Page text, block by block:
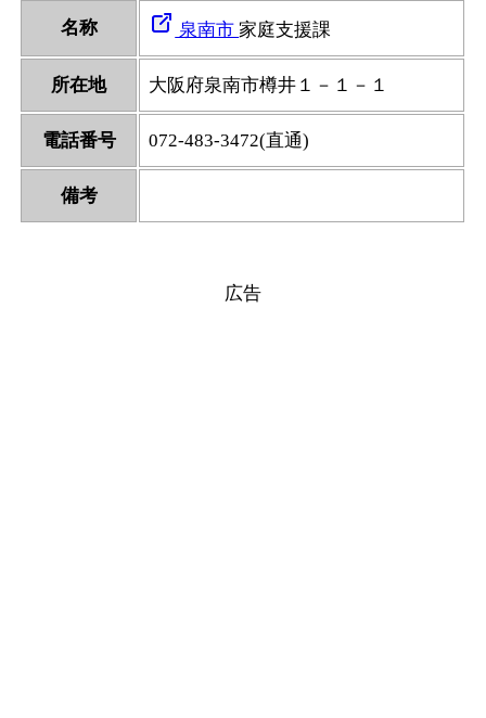
名称 泉南市 家庭支援課
所在地 大阪府泉南市樽井１－１－１
電話番号 072-483-3472(直通)
備考